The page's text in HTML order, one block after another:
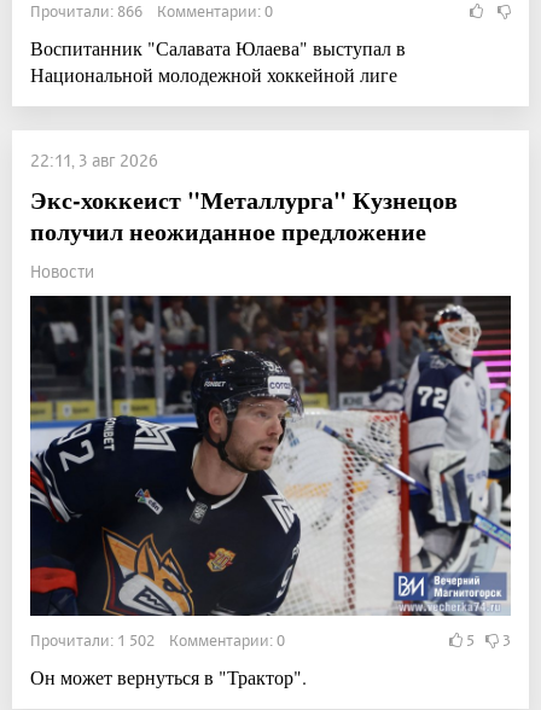
Прочитали: 866 Комментарии: 0
Воспитанник "Салавата Юлаева" выступал в
Национальной молодежной хоккейной лиге
22:11, 3 авг 2026
Экс-хоккеист "Металлурга" Кузнецов
получил неожиданное предложение
Новости
Прочитали: 1 502 Комментарии: 0 5 3
Он может вернуться в "Трактор".